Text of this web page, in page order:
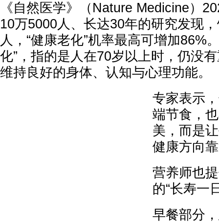
《自然医学》（Nature Medicine）
10万5000人、长达30年的研究发现
人，“健康老化”机率最高可增加86%
化”，指的是人在70岁以上时，仍没
维持良好的身体、认知与心理功能。
专家表示
端节食，
美，而是
健康方向
营养师也
的“长寿一
早餐部分